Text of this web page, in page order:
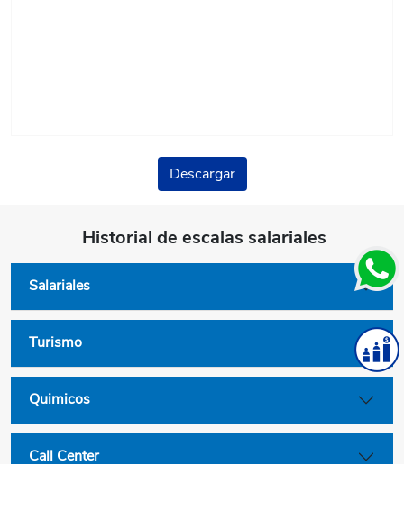
Descargar
Historial de escalas salariales
Salariales
Turismo
Quimicos
Call Center